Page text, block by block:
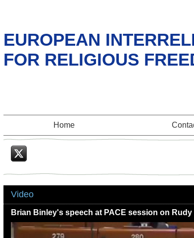
EUROPEAN
FOR RELIGIOUS
Home
Video
Brian Binley's speech at PACE session on